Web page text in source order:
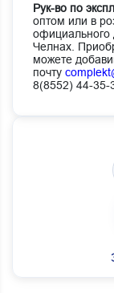
Рук-во по
оптом или в
Челнах.
можете
почту
8(8552) 44-35-